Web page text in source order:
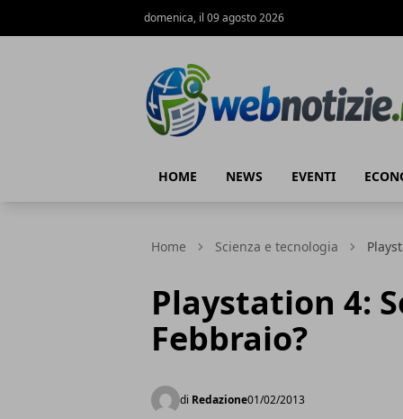
domenica, il 09 agosto 2026
HOME NEWS EVENTI
Home Scienza e tecnologia
Playstation 4:
Febbraio?
di Redazione01/02/2013